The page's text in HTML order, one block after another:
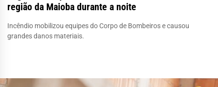
região da Maioba durante a noite
Incêndio mobilizou equipes do Corpo de Bombeiros e causou
grandes danos materiais.